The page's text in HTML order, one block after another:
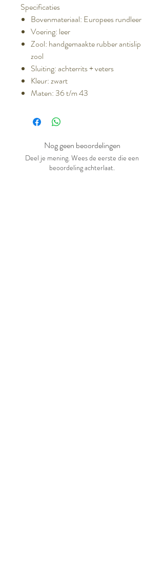
Specificaties
Bovenmateriaal: Europees rundleer
Voering: leer
Zool: handgemaakte rubber antislip
zool
Sluiting: achterrits + veters
Kleur: zwart
Maten: 36 t/m 43
Nog geen beoordelingen
Deel je mening. Wees de eerste die een
beoordeling achterlaat.